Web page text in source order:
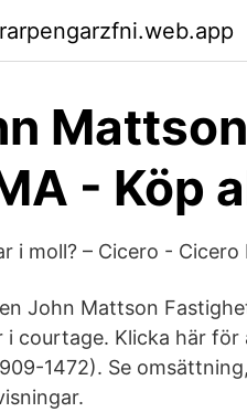
- Köp
i moll? – Cicero -
John Mattson
i courtage. Klicka här
1472). Se